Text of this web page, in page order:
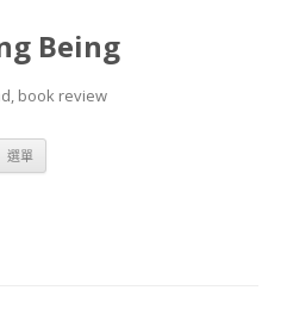
Being
book review
選單